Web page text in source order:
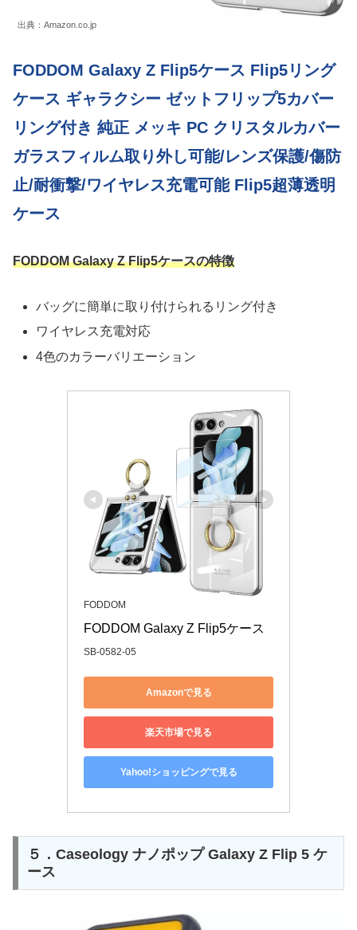
出典：Amazon.co.jp
FODDOM Galaxy Z Flip5ケース Flip5リング
ケース ギャラクシー ゼットフリップ5カバー
リング付き 純正 メッキ PC クリスタルカバー
ガラスフィルム取り外し可能/レンズ保護/傷防
止/耐衝撃/ワイヤレス充電可能 Flip5超薄透明
ケース
FODDOM Galaxy Z Flip5ケースの特徴
バッグに簡単に取り付けられるリング付き
ワイヤレス充電対応
4色のカラーバリエーション
FODDOM
FODDOM Galaxy Z Flip5ケース
SB-0582-05
Amazonで見る
楽天市場で見る
Yahoo!ショッピングで見る
５．Caseology ナノポップ Galaxy Z Flip 5 ケ
ース